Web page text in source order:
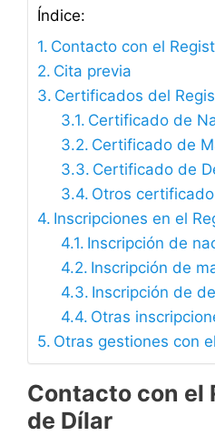
Índice:
Contacto con el
Cita previa
Certificados del
Certificado de
Certificado de
Certificado de
Otros
Inscripciones en el
Inscripción de
Inscripción de
Inscripción de
Otras
Otras gestiones con
Contacto con el
de Dílar